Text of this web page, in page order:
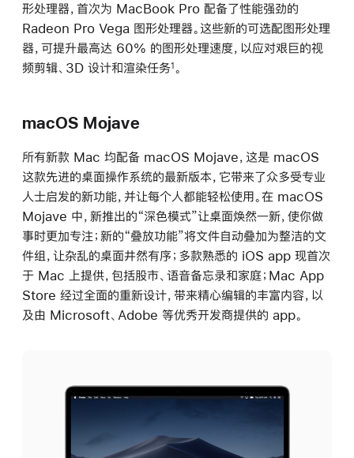
形处理器，首次为 MacBook Pro 配备了性能强劲的
Radeon Pro Vega 图形处理器。这些新的可选配图形处理
器，可提升最高达 60% 的图形处理速度，以应对艰巨的视
频剪辑、3D 设计和渲染任务1 。
macOS Mojave
所有新款 Mac 均配备 macOS Mojave，这是 macOS
这款先进的桌面操作系统的最新版本，它带来了众多受专业
人士启发的新功能，并让每个人都能轻松使用。在 macOS
Mojave 中，新推出的“深色模式”让桌面焕然一新，使你做
事时更加专注；新的“叠放功能”将文件自动叠加为整洁的文
件组，让杂乱的桌面井然有序；多款熟悉的 iOS app 现首次
于 Mac 上提供，包括股市、语音备忘录和家庭；Mac App
Store 经过全面的重新设计，带来精心编辑的丰富内容，以
及由 Microsoft、Adobe 等优秀开发商提供的 app。